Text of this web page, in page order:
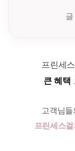
글
프린세
큰 혜택
고객님들
프린세스